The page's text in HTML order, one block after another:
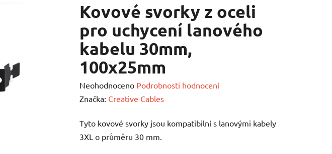
Kovové svorky z oceli
pro uchycení lanového
kabelu 30mm,
100x25mm
Průměrné
hodnocení
je
0,0
Neohodnoceno Podrobnosti hodnocení
Značka: Creative Cables
Tyto kovové svorky jsou kompatibilní s lanovými kabely
3XL o průměru 30 mm.